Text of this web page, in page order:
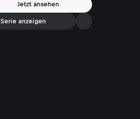
Jetzt ansehen
Serie anzeigen